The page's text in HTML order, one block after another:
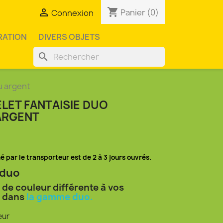
 Connexion shopping_cart Panier (0)
DIVERS OBJETS
search
argent
FANTAISIE DUO
par le transporteur est de 2 à 3 jours ouvrés.
couleur différente à vos
la gamme duo.